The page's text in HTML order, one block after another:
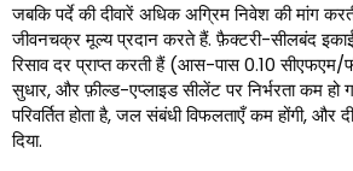
जबकि पर्दे की दीवारें अधिक अग्रिम निवेश की मांग
जीवनचक्र मूल्य प्रदान करते हैं. फ़ैक्टरी-सीलबंद
रिसाव दर प्राप्त करती हैं (आस-पास 0.10 सीएफएम/
सुधार, और फ़ील्ड-एप्लाइड सीलेंट पर निर्भरता कम
परिवर्तित होता है, जल संबंधी विफलताएँ कम होंगी,
दिया.